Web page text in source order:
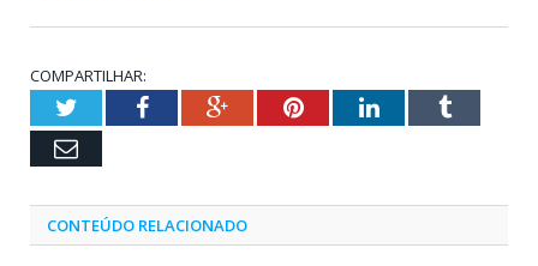
COMPARTILHAR:
TwitterFacebookGoogle+PinterestLinkedInTumblr
Email
CONTEÚDO RELACIONADO